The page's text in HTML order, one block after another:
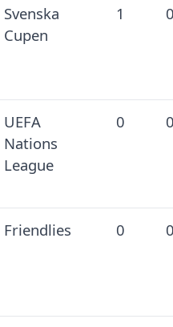
Svenska
Cupen
1
UEFA
Nations
League
0
Friendlies 0